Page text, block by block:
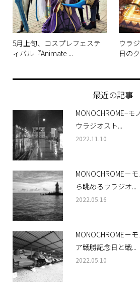
5月上旬、コスプレフェステ
ィバル『Animate ...
ウラ
日の
最近の記事
MONOCHROME−
ウラジオスト...
2022.11.10
MONOCHROME－
ら眺めるウラジオ...
2022.05.16
MONOCHROME－
ア戦勝記念日と戦...
2022.05.10